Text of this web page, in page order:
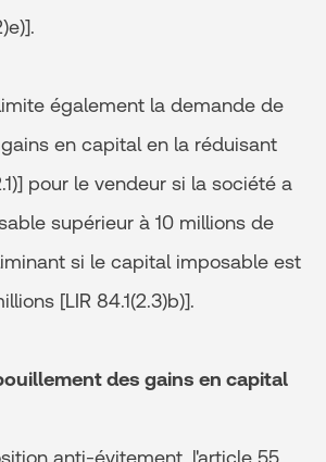
également la demande de
en capital en la réduisant
pour le vendeur si la société a
supérieur à 10 millions de
si le capital imposable est
[LIR 84.1(2.3)b)].
des gains en capital
anti-évitement, l'article 55,